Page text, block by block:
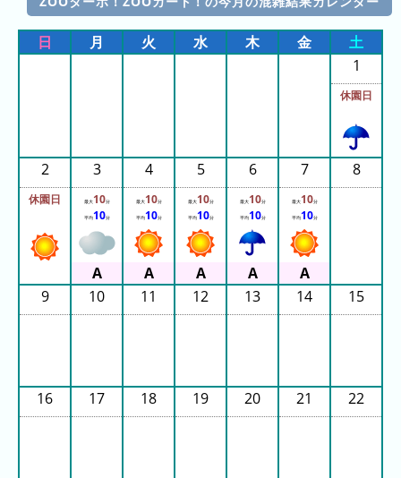
前
3
日
日
前
6
日
日
日 月 火 水 木 金
土
1
休園日
2
休園日
3
最大10分
平均10分
4
最大10分
平均10分
5
最大10分
平均10分
6
最大10分
平均10分
7
最大10分
平均10分
8
9 10 11 12 13 14 15
16 17 18 19 20 21 22